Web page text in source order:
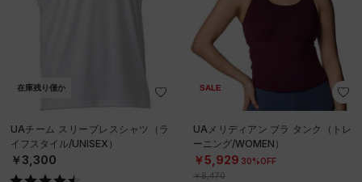
在庫残り僅か
UAチーム スリーブレスシャツ（ラ
イフスタイル/UNISEX）
￥3,300
SALE
UAメリディアン ブラ タンク（トレ
ーニング/WOMEN）
￥5,929 30%OFF
￥8,470